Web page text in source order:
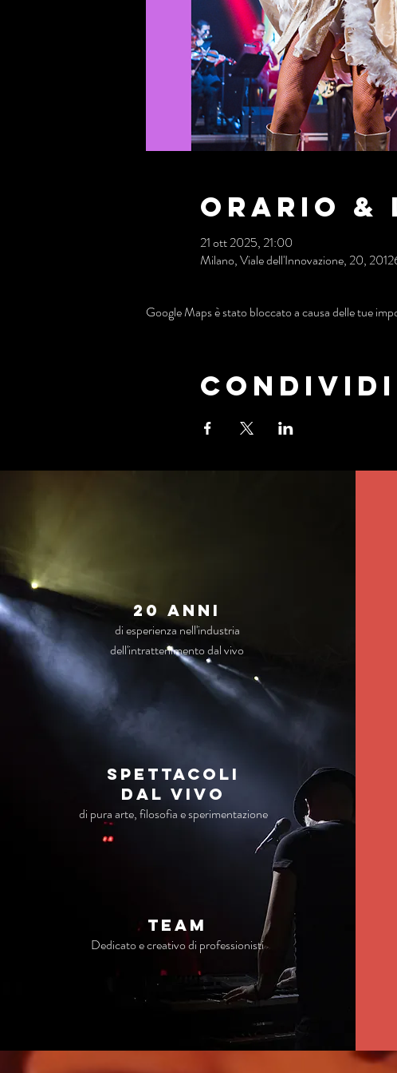
Orario &
21 ott 2025, 21:00
Milano, Viale dell'Innovazione, 20,
Google Maps è stato bloccato a causa delle tue
20 anni
di esperienza nell'industria
dell'intrattenimento dal vivo
Spettacoli
dal vivo
di pura arte, filosofia e sperimentazione
TEAM
Dedicato e creativo di professionisti